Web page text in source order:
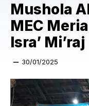
Mushola
MEC
Isra’ Mi’raj
30/01/2025